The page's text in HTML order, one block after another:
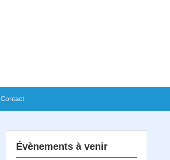
Contact
Évènements à venir